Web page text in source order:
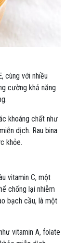
cùng với nhiều
cường khả năng
khoáng chất như
dịch. Rau bina
khỏe.
vitamin C, một
chống lại nhiễm
bạch cầu, là một
vitamin A, folate